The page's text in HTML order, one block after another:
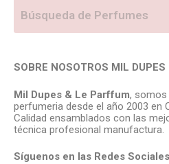
SOBRE NOSOTROS MIL DUPES
Mil Dupes & Le Parffum, somos
perfumeria desde el año 2003 en
Calidad ensamblados con las
técnica profesional manufactura.
Síguenos en las Redes